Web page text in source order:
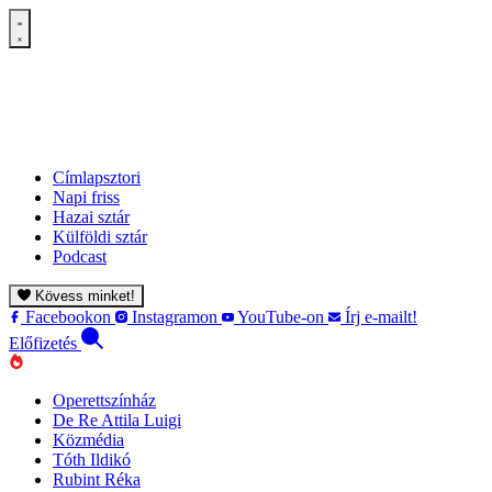
Címlapsztori
Napi friss
Hazai sztár
Külföldi sztár
Podcast
Kövess minket!
Facebookon Instagramon YouTube-on
Írj e-mailt!
Előfizetés
Operettszínház
De Re Attila Luigi
Közmédia
Tóth Ildikó
Rubint Réka